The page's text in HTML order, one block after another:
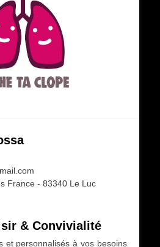
France - 83340 Le Luc
& Convivialité
et personnalisés à vos besoins